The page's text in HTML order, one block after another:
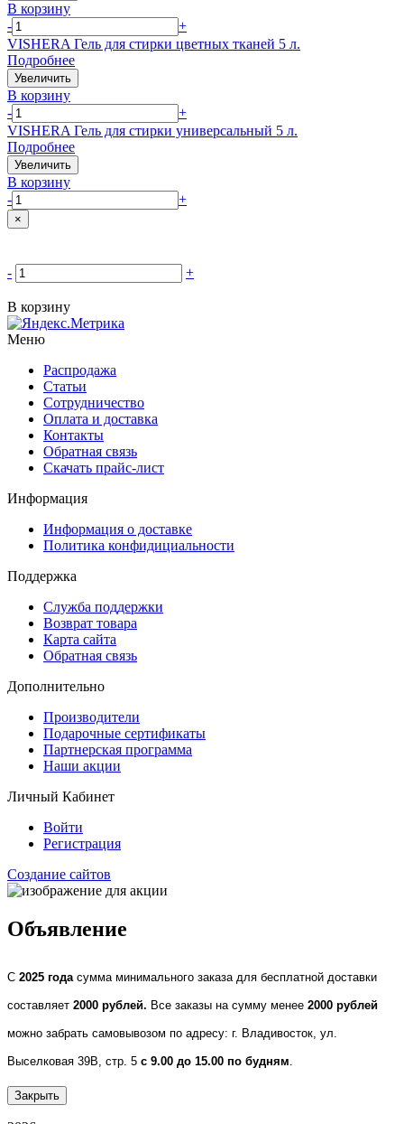
В корзину
-
+
VISHERA Гель для стирки цветных тканей 5 л.
Подробнее
Увеличить
В корзину
-
+
VISHERA Гель для стирки универсальный 5 л.
Подробнее
Увеличить
В корзину
-
+
×
- +
В корзину
Меню
Распродажа
Статьи
Сотрудничество
Оплата и доставка
Контакты
Обратная связь
Скачать прайс-лист
Информация
Информация о доставке
Политика конфидициальности
Поддержка
Служба поддержки
Возврат товара
Карта сайта
Обратная связь
Дополнительно
Производители
Подарочные сертификаты
Партнерская программа
Наши акции
Личный Кабинет
Войти
Регистрация
Создание сайтов
Объявление
С 2025 годасумма минимального заказа для бесплатной доставки
составляет 2000 рублей. Все заказы на сумму менее 2000 рублей
можно забрать самовывозом по адресу: г. Владивосток, ул.
Выселковая 39В, стр. 5 с 9.00 до 15.00 по будням.
Закрыть